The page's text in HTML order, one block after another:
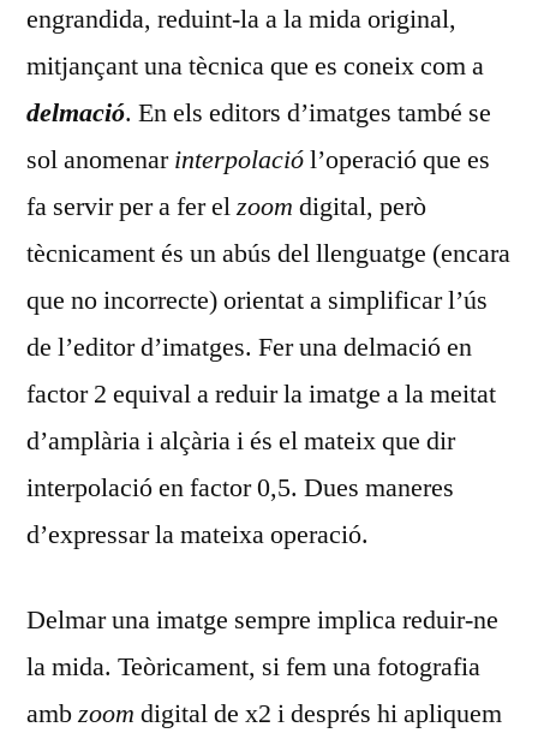
engrandida, reduint-la a la mida original,
mitjançant una tècnica que es coneix com a
delmació. En els editors d’imatges també se
sol anomenarinterpolaciól’operació que es
fa servir per a fer elzoom digital, però
tècnicament és un abús del llenguatge (encara
que no incorrecte) orientat a simplificar l’ús
de l’editor d’imatges. Fer una delmació en
factor 2 equival a reduir la imatge a la meitat
d’amplària i alçària i és el mateix que dir
interpolació en factor 0,5. Dues maneres
d’expressar la mateixa operació.
Delmar una imatge sempre implica reduir-ne
la mida. Teòricament, si fem una fotografia
ambzoom digital de x2 i després hi apliquem